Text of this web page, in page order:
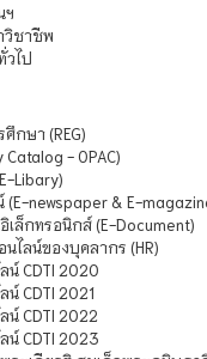
ฯ
วิชาชีพ
ไป
กษา (REG)
- OPAC)
Libary)
newspaper & E-
ล็กทรอนิกส์ (E-Document)
ไลน์ของบุคลากร (HR)
น์ CDTI 2020
น์ CDTI 2021
น์ CDTI 2022
น์ CDTI 2023